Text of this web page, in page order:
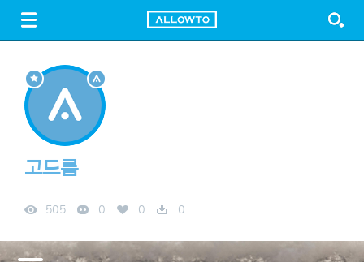
FREE DOWNLOAD
고드름
505 0 0 0